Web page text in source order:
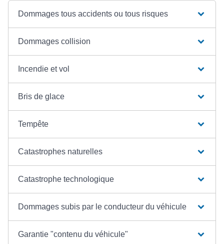
Dommages tous accidents ou tous risques
Dommages collision
Incendie et vol
Bris de glace
Tempête
Catastrophes naturelles
Catastrophe technologique
Dommages subis par le conducteur du véhicule
Garantie "contenu du véhicule"